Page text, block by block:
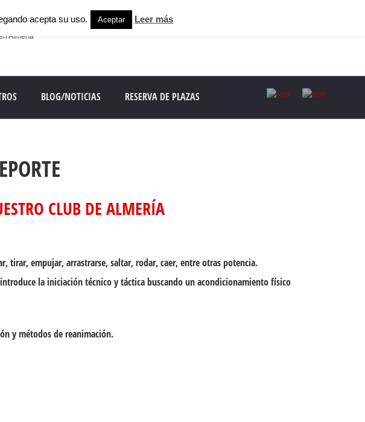
Almería
BLOG/NOTICIAS RESERVA DE PLAZAS
CLUB DE ALMERÍA
tirar, empujar, arrastrarse, saltar, rodar, caer, entre otras potencia.
la iniciación técnico y táctica buscando un acondicionamiento físico
y métodos de reanimación.
acepta su uso. Aceptar Leer más